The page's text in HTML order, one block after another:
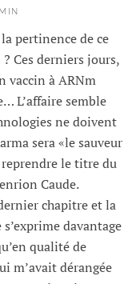
pertinence de ce
Ces derniers jours,
vaccin à ARNm
L’affaire semble
ne doivent
sera «le sauveur
le titre du
Caude.
chapitre et la
davantage
qualité de
m’avait dérangée